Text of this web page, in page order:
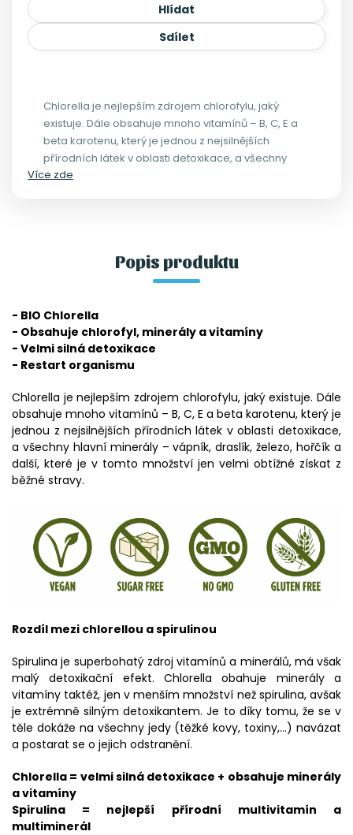
Hlídat
Sdílet
Chlorella je nejlepším zdrojem chlorofylu, jaký
existuje. Dále obsahuje mnoho vitamínů – B, C, E a
beta karotenu, který je jednou z nejsilnějších
přírodních látek v oblasti detoxikace, a všechny
hlavní minerály – vápník, draslík, železo, hořčík a
Více zde
Popis produktu
- BIO Chlorella
- Obsahuje chlorofyl, minerály a vitamíny
- Velmi silná detoxikace
- Restart organismu
Chlorella je nejlepším zdrojem chlorofylu, jaký existuje. Dále
obsahuje mnoho vitamínů – B, C, E a beta karotenu, který je
jednou z nejsilnějších přírodních látek v oblasti detoxikace,
a všechny hlavní minerály – vápník, draslík, železo, hořčík a
další, které je v tomto množství jen velmi obtížné získat z
běžné stravy.
Rozdíl mezi chlorellou a spirulinou
Spirulina je superbohatý zdroj vitamínů a minerálů, má však
malý detoxikační efekt. Chlorella obahuje minerály a
vitamíny taktéž, jen v menším množství než spirulina, avšak
je extrémně silným detoxikantem. Je to díky tomu, že se v
těle dokáže na všechny jedy (těžké kovy, toxiny,...) navázat
a postarat se o jejich odstranění.
Chlorella = velmi silná detoxikace + obsahuje minerály
a vitamíny
Spirulina = nejlepší přírodní multivitamín a
multiminerál